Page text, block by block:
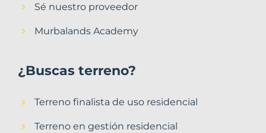
Sé nuestro proveedor
Murbalands Academy
¿Buscas terreno?
Terreno finalista de uso residencial
Terreno en gestión residencial